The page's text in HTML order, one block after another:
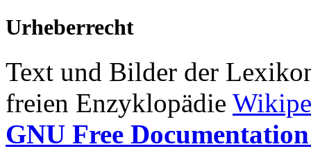
Urheberrecht
Text und Bilder der
freien Enzyklopädie
GNU Free